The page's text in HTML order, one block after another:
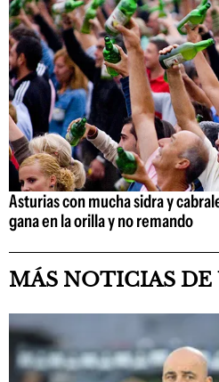
Asturias con mucha sidra y
gana en la orilla y no remando
MÁS NOTICIAS DE